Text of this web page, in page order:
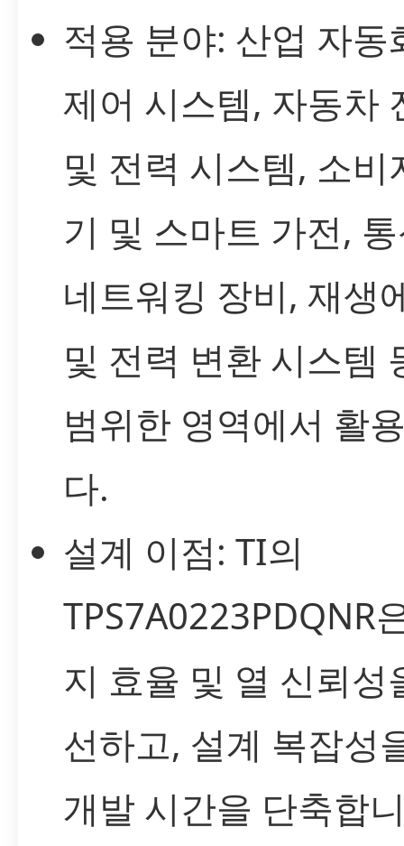
적용 분야: 산업 자동
제어 시스템, 자동차
및 전력 시스템, 소비
기 및 스마트 가전,
네트워킹 장비, 재생
및 전력 변환 시스템
범위한 영역에서 활
다.
설계 이점: TI의
TPS7A0223PDQNR
지 효율 및 열 신뢰성
선하고, 설계 복잡성
개발 시간을 단축합